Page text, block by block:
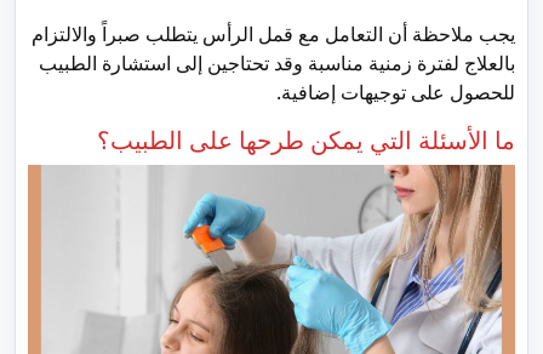
يجب ملاحظة أن التعامل مع قمل الرأس يتطلب صبراً والالتزام
بالعلاج لفترة زمنية مناسبة وقد تحتاجين إلى استشارة الطبيب
للحصول على توجيهات إضافية.
ما الأسئلة التي يمكن طرحها على الطبيب؟